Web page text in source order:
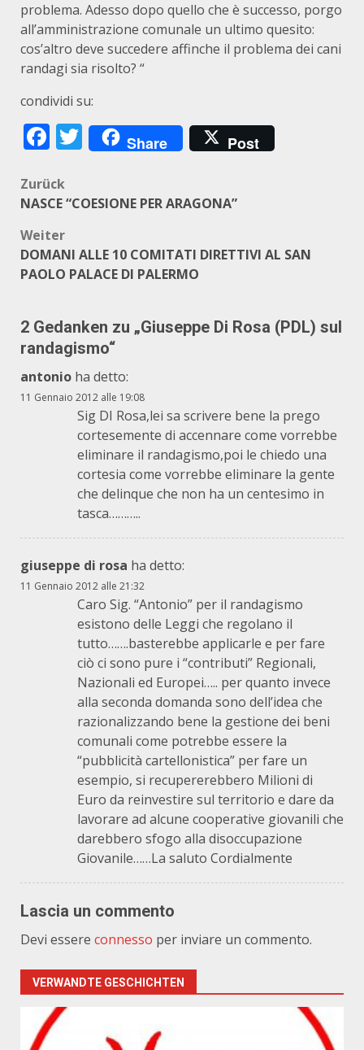
problema. Adesso dopo quello che è successo, porgo
all’amministrazione comunale un ultimo quesito:
cos’altro deve succedere affinche il problema dei cani
randagi sia risolto? “
condividi su:
Facebook
Twitter
Share Post
Beitragsnavigation
Zurück
NASCE “COESIONE PER ARAGONA”
Weiter
DOMANI ALLE 10 COMITATI DIRETTIVI AL SAN
PAOLO PALACE DI PALERMO
2 Gedanken zu „Giuseppe Di Rosa (PDL) sul
randagismo“
antonio ha detto:
11 Gennaio 2012 alle 19:08
Sig DI Rosa,lei sa scrivere bene la prego
cortesemente di accennare come vorrebbe
eliminare il randagismo,poi le chiedo una
cortesia come vorrebbe eliminare la gente
che delinque che non ha un centesimo in
tasca………..
giuseppe di rosa ha detto:
11 Gennaio 2012 alle 21:32
Caro Sig. “Antonio” per il randagismo
esistono delle Leggi che regolano il
tutto…….basterebbe applicarle e per fare
ciò ci sono pure i “contributi” Regionali,
Nazionali ed Europei….. per quanto invece
alla seconda domanda sono dell’idea che
razionalizzando bene la gestione dei beni
comunali come potrebbe essere la
“pubblicità cartellonistica” per fare un
esempio, si recupererebbero Milioni di
Euro da reinvestire sul territorio e dare da
lavorare ad alcune cooperative giovanili che
darebbero sfogo alla disoccupazione
Giovanile……La saluto Cordialmente
Lascia un commento
Devi essere connesso per inviare un commento.
VERWANDTE GESCHICHTEN